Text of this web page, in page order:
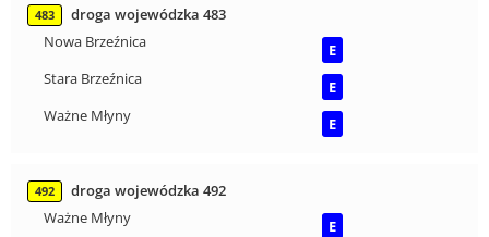
483
droga wojewódzka 483
Nowa Brzeźnica
E
Stara Brzeźnica
E
Ważne Młyny
E
492
droga wojewódzka 492
Ważne Młyny
E